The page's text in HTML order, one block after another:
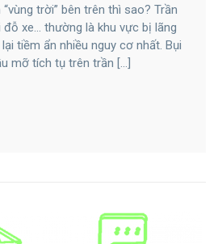
trời” bên trên thì sao? Trần
đỗ xe… thường là khu vực bị lãng
tiềm ẩn nhiều nguy cơ nhất. Bụi
mỡ tích tụ trên trần […]